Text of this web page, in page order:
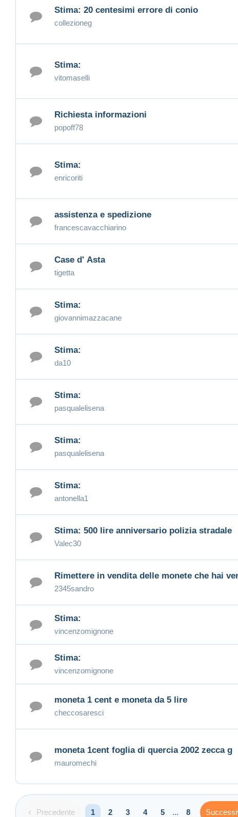
Stima: 20 centesimi errore di conio
collezioneg
Stima:
vitomaselli
Richiesta informazioni
popoff78
Stima:
enricoriti
assistenza e spedizione
francescavacchiarino
Case d' Asta
tigetta
Stima:
giovannimazzacane
Stima:
da10
Stima:
pasqualelisena
Stima:
pasqualelisena
Stima:
antonella1
Stima: 500 lire anniversario polizia stradale
Valec30
Rimettere in vendita delle monete che hai
2345sandro
Stima:
vincenzomignone
Stima:
vincenzomignone
moneta 1 cent e moneta da 5 lire
checcosaresci
moneta 1cent foglia di quercia 2002 zecca g
mauromechi
Precedente 1 2 3 4 5 ... 8